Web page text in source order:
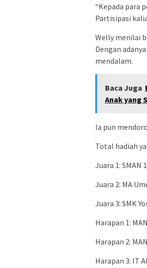
“Kepada para
Partisipasi
Welly menilai
Dengan
mendalam.
Baca Juga
Anak yang
Ia pun
Total hadiah
Juara 1: SMAN
Juara 2: MA
Juara 3: SMK
Harapan 1:
Harapan 2:
Harapan 3: IT